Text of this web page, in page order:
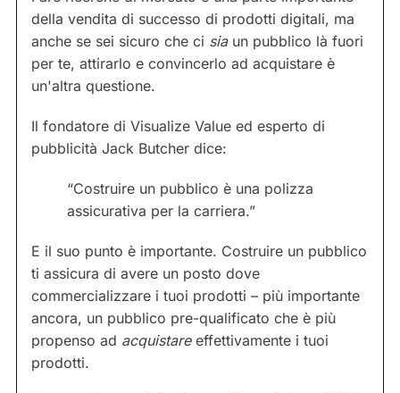
della vendita di successo di prodotti digitali, ma
anche se sei sicuro che ci siaun pubblico là fuori
per te, attirarlo e convincerlo ad acquistare è
un'altra questione.
Il fondatore di Visualize Value ed esperto di
pubblicità Jack Butcher dice:
“Costruire un pubblico è una polizza
assicurativa per la carriera.”
E il suo punto è importante. Costruire un pubblico
ti assicura di avere un posto dove
commercializzare i tuoi prodotti – più importante
ancora, un pubblico pre-qualificato che è più
propenso ad acquistareeffettivamente i tuoi
prodotti.